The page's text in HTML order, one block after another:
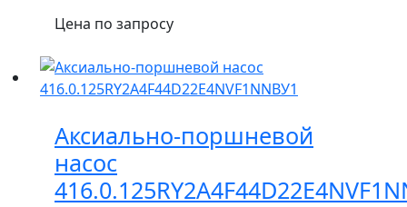
Цена по запросу
Аксиально-поршневой
насос